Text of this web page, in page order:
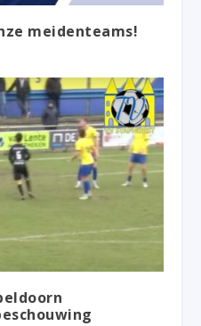
meidenteams!